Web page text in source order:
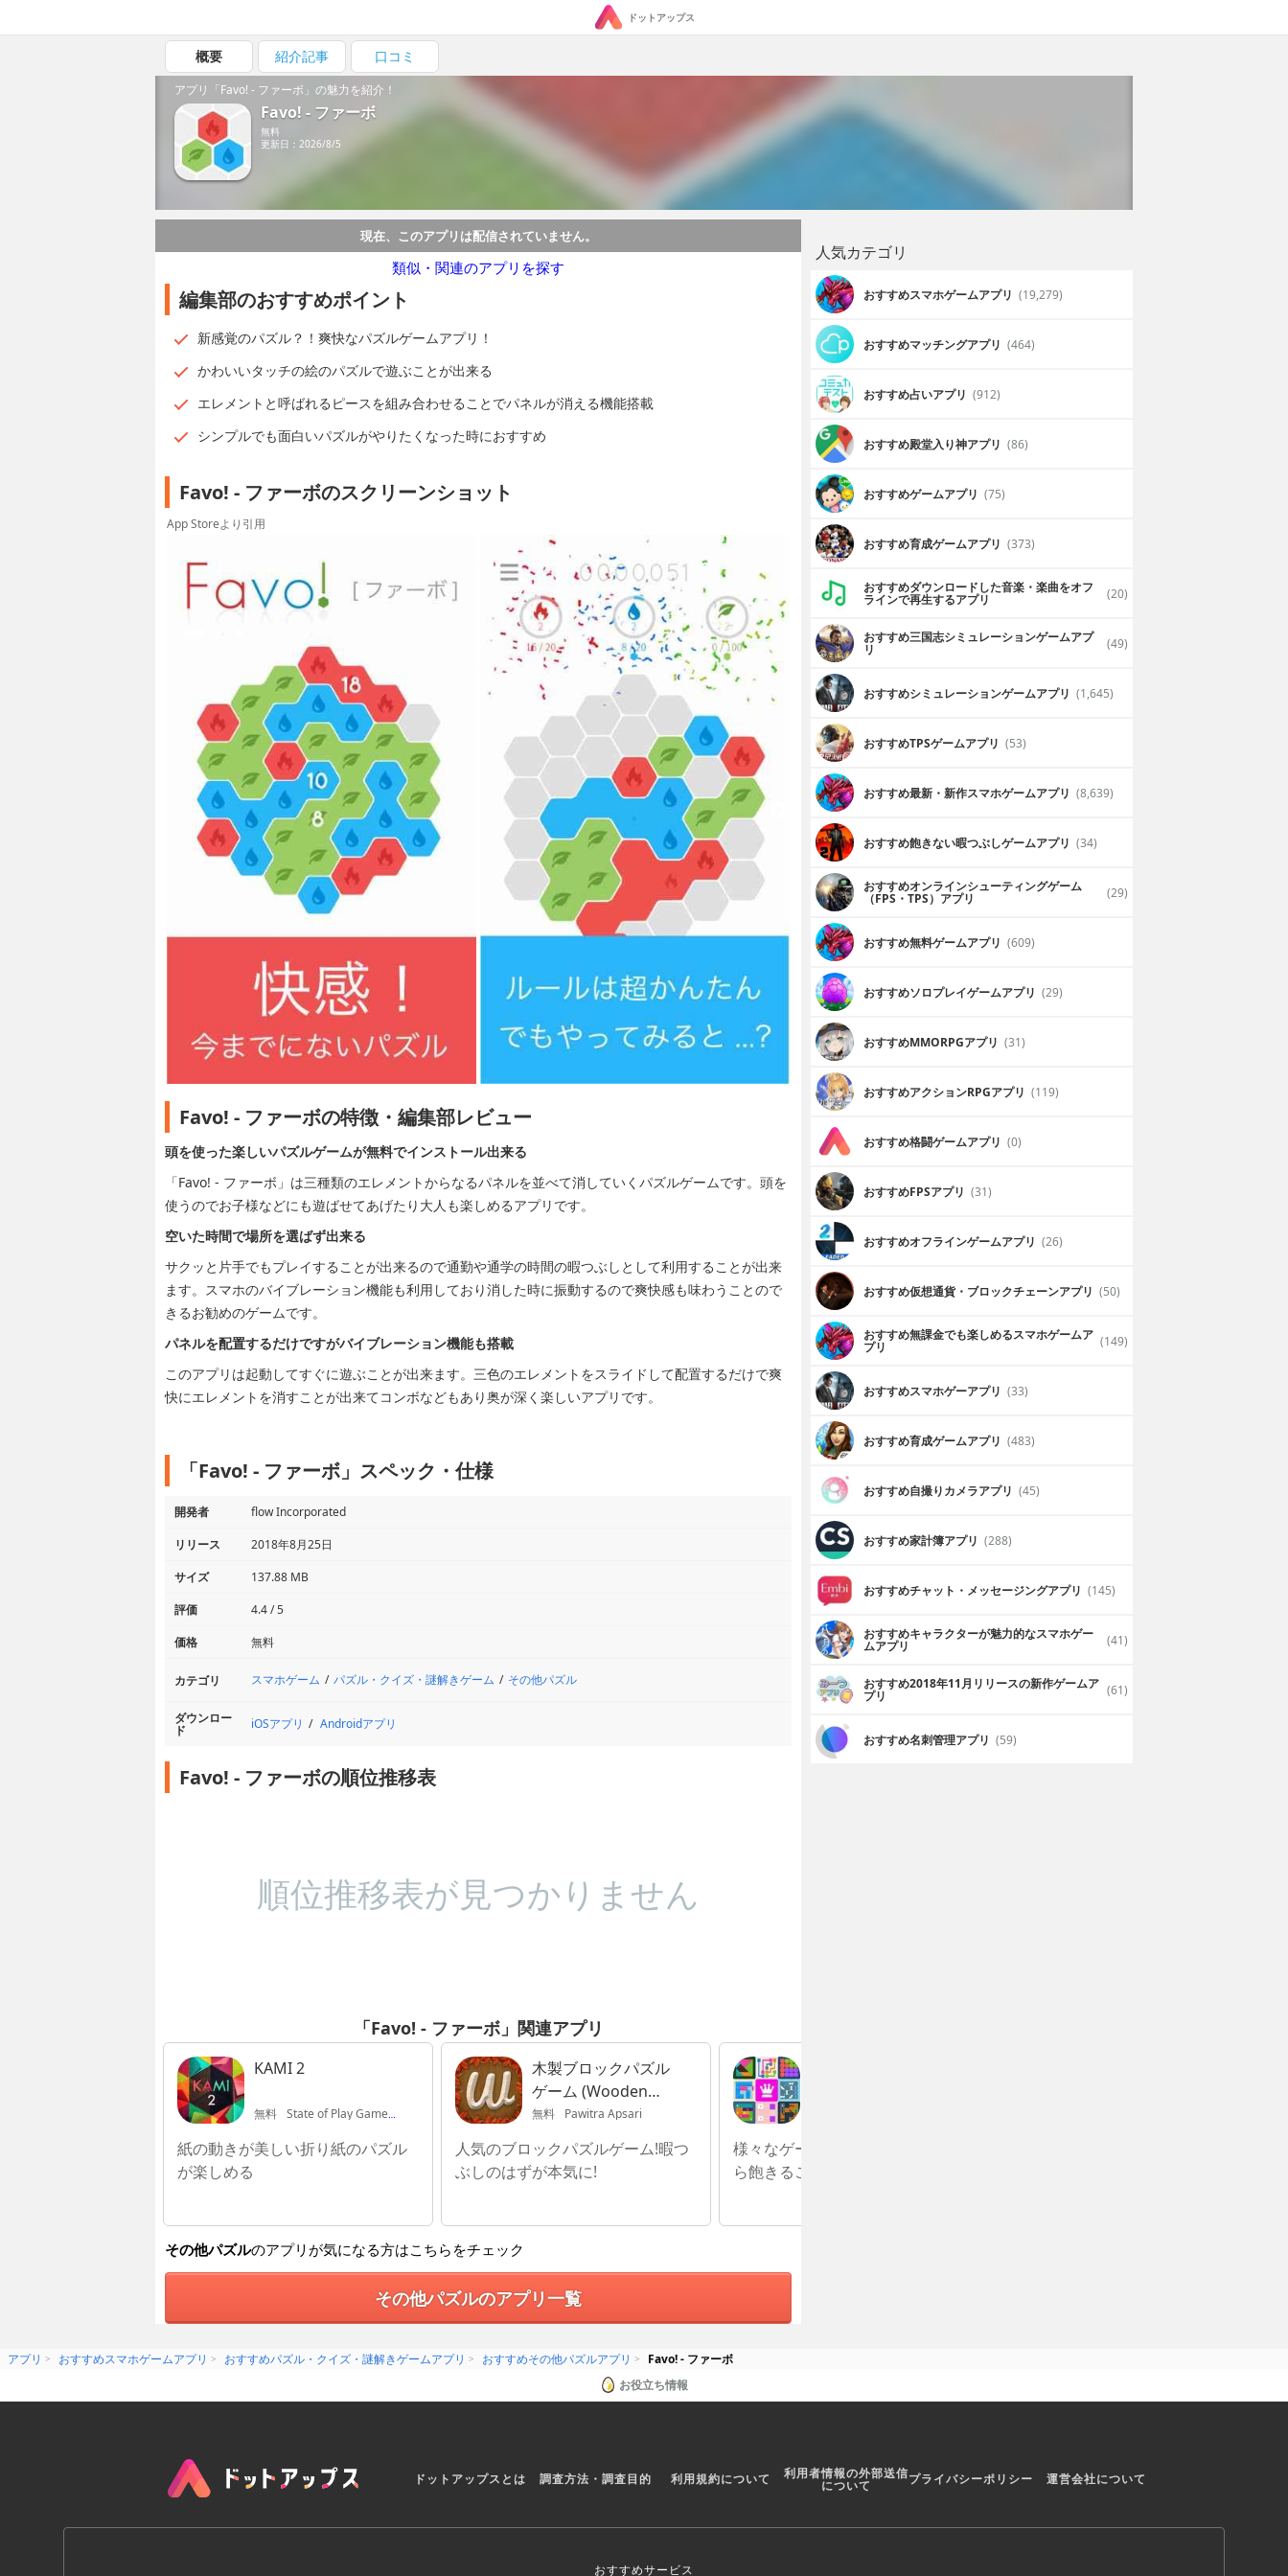
ドットアップス
概要 紹介記事 口コミ
アプリ「Favo! - ファーボ」の魅力を紹介！
Favo! - ファーボ
無料
更新日：2026/8/5
現在、このアプリは配信されていません。
類似・関連のアプリを探す
編集部のおすすめポイント
新感覚のパズル？！爽快なパズルゲームアプリ！
かわいいタッチの絵のパズルで遊ぶことが出来る
エレメントと呼ばれるピースを組み合わせることでパネルが消える機能搭載
シンプルでも面白いパズルがやりたくなった時におすすめ
Favo! - ファーボのスクリーンショット
App Storeより引用
Favo! - ファーボの特徴・編集部レビュー
頭を使った楽しいパズルゲームが無料でインストール出来る
「Favo! - ファーボ」は三種類のエレメントからなるパネルを並べて消していくパズルゲームです。頭を
使うのでお子様などにも遊ばせてあげたり大人も楽しめるアプリです。
空いた時間で場所を選ばず出来る
サクッと片手でもプレイすることが出来るので通勤や通学の時間の暇つぶしとして利用することが出来
ます。スマホのバイブレーション機能も利用しており消した時に振動するので爽快感も味わうことので
きるお勧めのゲームです。
パネルを配置するだけですがバイブレーション機能も搭載
このアプリは起動してすぐに遊ぶことが出来ます。三色のエレメントをスライドして配置するだけで爽
快にエレメントを消すことが出来てコンボなどもあり奥が深く楽しいアプリです。
「Favo! - ファーボ」スペック・仕様
開発者
flow Incorporated
リリース
2018年8月25日
サイズ
137.88 MB
評価
4.4 / 5
価格
無料
カテゴリ スマホゲーム パズル・クイズ・謎解きゲーム その他パズル
ダウンロー
ド iOSアプリ Androidアプリ
Favo! - ファーボの順位推移表
順位推移表が見つかりません
「Favo! - ファーボ」関連アプリ
KAMI 2
無料 State of Play Games Ltd
紙の動きが美しい折り紙のパズル
が楽しめる
木製ブロックパズル
ゲーム (Wooden
Puzzle)
無料 Pawitra Apsari
人気のブロックパズルゲーム!暇つ
ぶしのはずが本気に!
様々なゲームが収録されているか
ら飽きることなく楽しめる
その他パズルのアプリが気になる方はこちらをチェック
その他パズルのアプリ一覧
人気カテゴリ
おすすめスマホゲームアプリ (19,279)
おすすめマッチングアプリ (464)
おすすめ占いアプリ (912)
おすすめ殿堂入り神アプリ (86)
おすすめゲームアプリ (75)
おすすめ育成ゲームアプリ (373)
おすすめダウンロードした音楽・楽曲をオフ
ラインで再生するアプリ (20)
おすすめ三国志シミュレーションゲームアプ
リ (49)
おすすめシミュレーションゲームアプリ (1,645)
おすすめTPSゲームアプリ (53)
おすすめ最新・新作スマホゲームアプリ (8,639)
おすすめ飽きない暇つぶしゲームアプリ (34)
おすすめオンラインシューティングゲーム
（FPS・TPS）アプリ (29)
おすすめ無料ゲームアプリ (609)
おすすめソロプレイゲームアプリ (29)
おすすめ MMORPGアプリ (31)
おすすめアクションRPGアプリ (119)
おすすめ格闘ゲームアプリ (0)
おすすめFPSアプリ (31)
おすすめオフラインゲームアプリ (26)
おすすめ仮想通貨・ブロックチェーンアプリ (50)
おすすめ無課金でも楽しめるスマホゲームア
プリ (149)
おすすめスマホゲーアプリ (33)
おすすめ育成ゲームアプリ (483)
おすすめ自撮りカメラアプリ (45)
おすすめ家計簿アプリ (288)
おすすめチャット・メッセージングアプリ (145)
おすすめキャラクターが魅力的なスマホゲー
ムアプリ (41)
おすすめ2018年11月リリースの新作ゲームア
プリ (61)
おすすめ名刺管理アプリ (59)
アプリ おすすめスマホゲームアプリ おすすめパズル・クイズ・謎解きゲームアプリ おすすめその他パズルアプリ
Favo! - ファーボ
お役立ち情報
ドットアップスとは 調査方法・調査目的 利用規約について 利用者情報の外部送信
について プライバシーポリシー 運営会社について
おすすめサービス